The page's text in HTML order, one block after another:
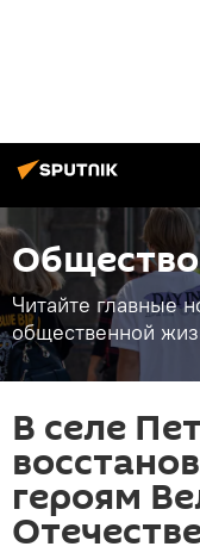
Общество
Читайте главные
общественной
В селе
героям